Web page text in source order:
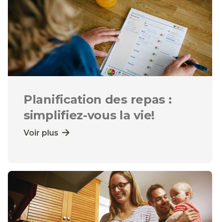
Planification des repas :
simplifiez-vous la vie!
Voir plus